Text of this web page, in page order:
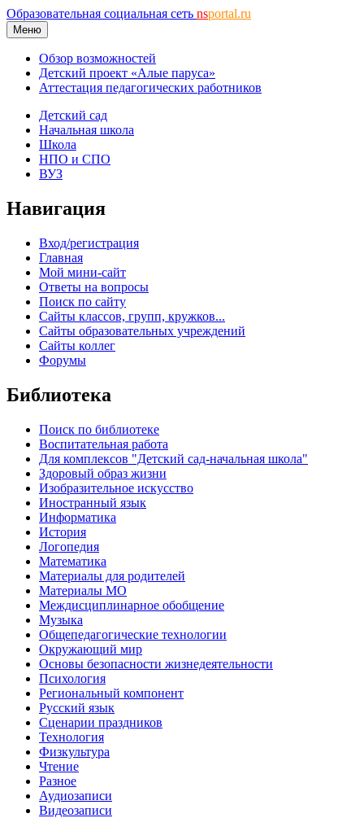
Образовательная социальная сеть nsportal.ru
Меню
Обзор возможностей
Детский проект «Алые паруса»
Аттестация педагогических работников
Детский сад
Начальная школа
Школа
НПО и СПО
ВУЗ
Навигация
Вход/регистрация
Главная
Мой мини-сайт
Ответы на вопросы
Поиск по сайту
Сайты классов, групп, кружков...
Сайты образовательных учреждений
Сайты коллег
Форумы
Библиотека
Поиск по библиотеке
Воспитательная работа
Для комплексов "Детский сад-начальная школа"
Здоровый образ жизни
Изобразительное искусство
Иностранный язык
Информатика
История
Логопедия
Математика
Материалы для родителей
Материалы МО
Междисциплинарное обобщение
Музыка
Общепедагогические технологии
Окружающий мир
Основы безопасности жизнедеятельности
Психология
Региональный компонент
Русский язык
Сценарии праздников
Технология
Физкультура
Чтение
Разное
Аудиозаписи
Видеозаписи